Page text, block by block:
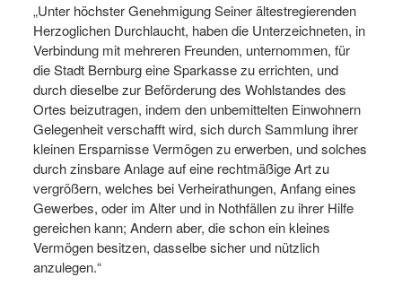
„Unter höchster Genehmigung Seiner ältestregierenden
Herzoglichen Durchlaucht, haben die Unterzeichneten, in
Verbindung mit mehreren Freunden, unternommen, für
die Stadt Bernburg eine Sparkasse zu errichten, und
durch dieselbe zur Beförderung des Wohlstandes des
Ortes beizutragen, indem den unbemittelten Einwohnern
Gelegenheit verschafft wird, sich durch Sammlung ihrer
kleinen Ersparnisse Vermögen zu erwerben, und solches
durch zinsbare Anlage auf eine rechtmäßige Art zu
vergrößern, welches bei Verheirathungen, Anfang eines
Gewerbes, oder im Alter und in Nothfällen zu ihrer Hilfe
gereichen kann; Andern aber, die schon ein kleines
Vermögen besitzen, dasselbe sicher und nützlich
anzulegen.“